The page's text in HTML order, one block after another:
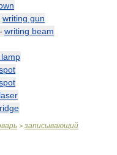
writing gun
writing beam
> записывающий